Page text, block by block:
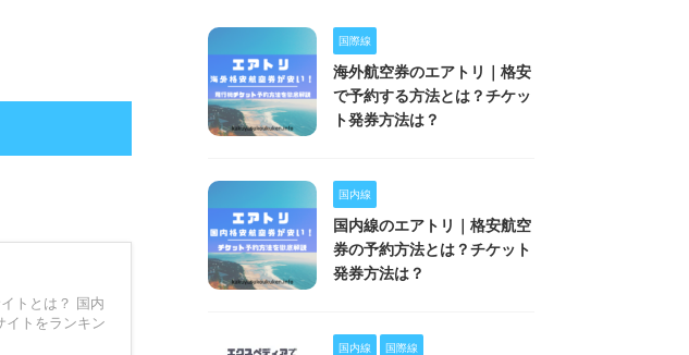
トとは？ 国内
イトをランキン
国際線
海外航空券のエアトリ｜格安
で予約する方法とは？チケッ
ト発券方法は？
国内線
国内線のエアトリ｜格安航空
券の予約方法とは？チケット
発券方法は？
国内線 国際線